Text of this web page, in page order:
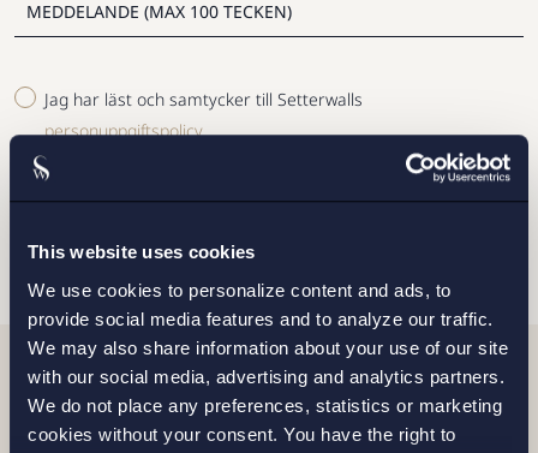
This website uses cookies
We use cookies to personalize content and ads, to
provide social media features and to analyze our traffic.
We may also share information about your use of our site
with our social media, advertising and analytics partners.
We do not place any preferences, statistics or marketing
cookies without your consent. You have the right to
Jag har läst och samtycker till Setterwalls
personuppgiftspolicy
Relaterade nyheter